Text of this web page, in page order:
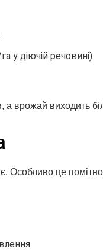
у діючій речовині)
врожай виходить
Особливо це